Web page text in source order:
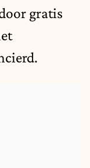
gratis